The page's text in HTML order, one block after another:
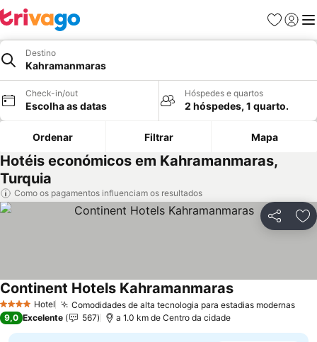
Favoritos
Iniciar
Destino
Kahramanmaras
Check-in/out
Escolha as datas
Hóspedes e quartos
2 hóspedes, 1 quarto.
Ordenar Filtrar Mapa
Hotéis económicos em Kahramanmaras,
Turquia
Como os pagamentos influenciam os resultados
Partilhar
4 EstrelasHotel Comodidades de alta tecnologia para estadias modernasVer
Continent Hotels KahramanmarasVer preços
9,0 Excelente 567 a 1.0 km de Centro da cidade